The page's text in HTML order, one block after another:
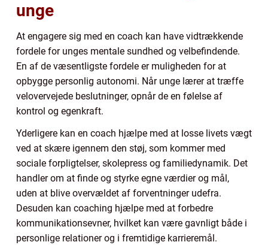
unge
At engagere sig med en coach kan have vidtrækkende
fordele for unges mentale sundhed og velbefindende.
En af de væsentligste fordele er muligheden for at
opbygge personlig autonomi. Når unge lærer at træffe
velovervejede beslutninger, opnår de en følelse af
kontrol og egenkraft.
Yderligere kan en coach hjælpe med at losse livets vægt
ved at skære igennem den støj, som kommer med
sociale forpligtelser, skolepress og familiedynamik. Det
handler om at finde og styrke egne værdier og mål,
uden at blive overvældet af forventninger udefra.
Desuden kan coaching hjælpe med at forbedre
kommunikationsevner, hvilket kan være gavnligt både i
personlige relationer og i fremtidige karrieremål.